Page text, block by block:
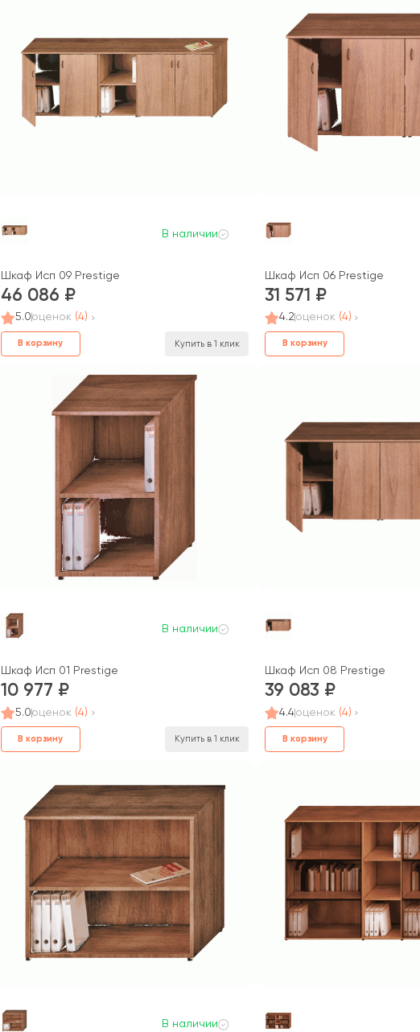
В наличии
Шкаф Исп 09 Prestige
46 086
5.0оценок (4)
В корзину Купить в 1 клик
Шкаф Исп 06 Prestige
31 571
4.2оценок (4)
В корзину
В наличии
Шкаф Исп 01 Prestige
10 977
5.0оценок (4)
В корзину Купить в 1 клик
Шкаф Исп 08 Prestige
39 083
4.4оценок (4)
В корзину
В наличии